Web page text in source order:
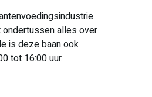
alles over
is deze baan ook
tot 16:00 uur.